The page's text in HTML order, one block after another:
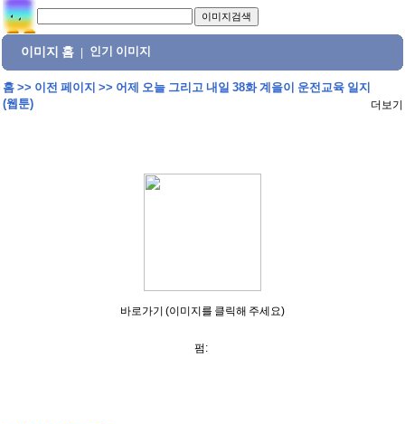
이미지 홈 인기 이미지
홈>> 이전 페이지 >> 어제 오늘 그리고 내일 38화 계을이 운전교육 일지
(웹툰)
더보기
바로가기 (이미지를 클릭해 주세요)
펌: